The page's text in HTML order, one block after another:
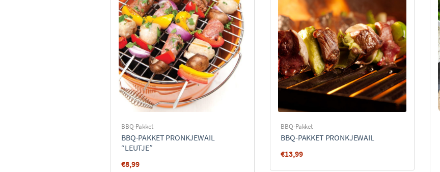
BBQ-Pakket
BBQ-PAKKET PRONKJEWAIL
“LEUTJE”
€8,99
BBQ-Pakket
BBQ-PAKKET PRONKJEWAIL
€13,99